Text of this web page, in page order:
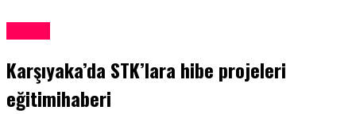
Karşıyaka’da STK’lara hibe projeleri
eğitimihaberi